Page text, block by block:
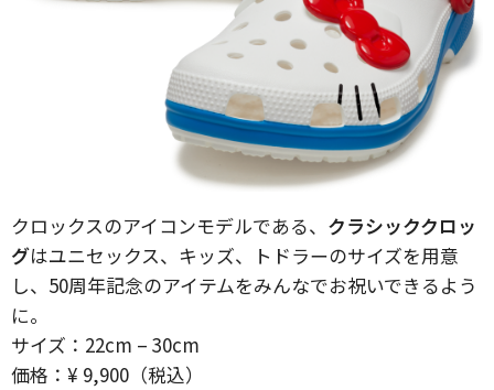
クロックスのアイコンモデルである、 クラシッククロッ
グはユニセックス、キッズ、トドラーのサイズを用意
し、50周年記念のアイテムをみんなでお祝いできるよう
に。
サイズ：22cm – 30cm
価格：¥ 9,900（税込）